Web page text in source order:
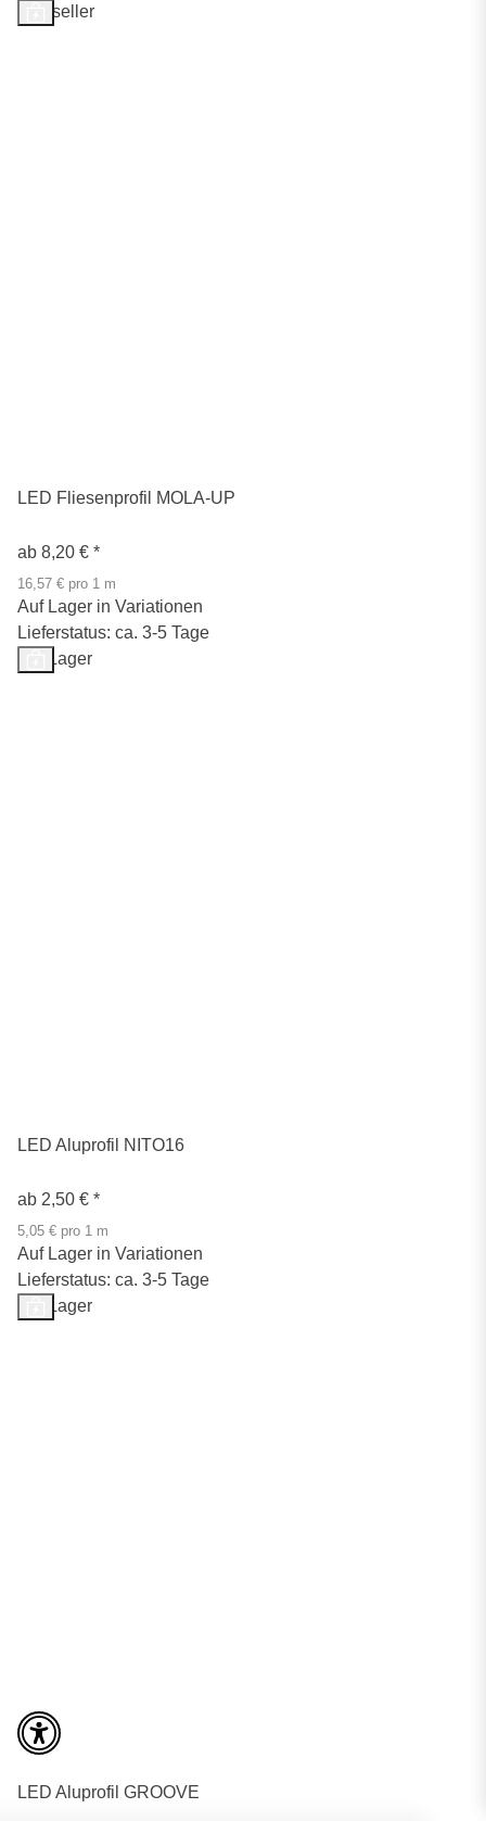
Bestseller
LED Fliesenprofil MOLA-UP
ab 8,20 € *
16,57 € pro 1 m
Auf Lager in Variationen
Lieferstatus: ca. 3-5 Tage
Auf Lager
LED Aluprofil NITO16
ab 2,50 € *
5,05 € pro 1 m
Auf Lager in Variationen
Lieferstatus: ca. 3-5 Tage
Auf Lager
LED Aluprofil GROOVE